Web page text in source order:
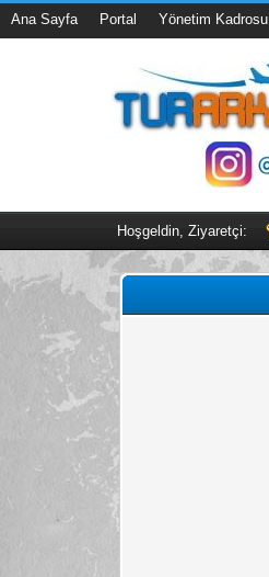
Ana Sayfa Portal Yönetim Kadrosu
Hoşgeldin, Ziyaretçi: